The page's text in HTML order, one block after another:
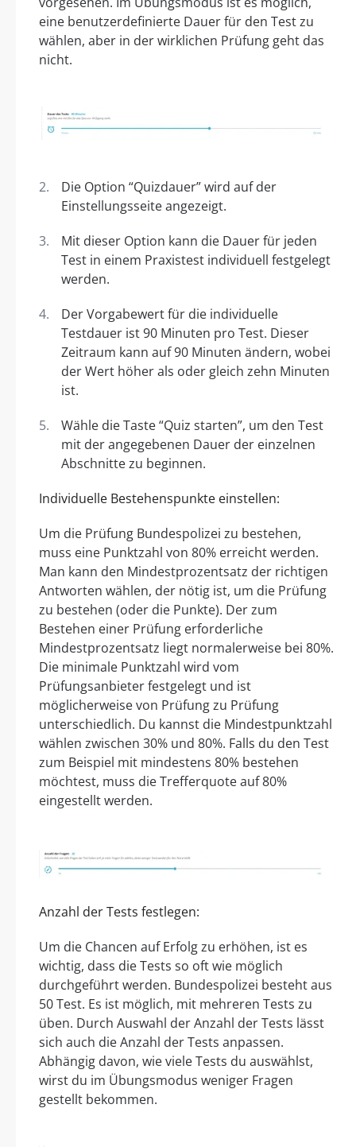
eine benutzerdefinierte Dauer für den Test zu
wählen, aber in der wirklichen Prüfung geht das
nicht.
Die Option “Quizdauer” wird auf der
Einstellungsseite angezeigt.
Mit dieser Option kann die Dauer für jeden
Test in einem Praxistest individuell festgelegt
werden.
Der Vorgabewert für die individuelle
Testdauer ist 90 Minuten pro Test. Dieser
Zeitraum kann auf 90 Minuten ändern, wobei
der Wert höher als oder gleich zehn Minuten
ist.
Wähle die Taste “Quiz starten”, um den Test
mit der angegebenen Dauer der einzelnen
Abschnitte zu beginnen.
Individuelle Bestehenspunkte einstellen:
Um die Prüfung Bundespolizei zu bestehen,
muss eine Punktzahl von 80% erreicht werden.
Man kann den Mindestprozentsatz der richtigen
Antworten wählen, der nötig ist, um die Prüfung
zu bestehen (oder die Punkte). Der zum
Bestehen einer Prüfung erforderliche
Mindestprozentsatz liegt normalerweise bei 80%.
Die minimale Punktzahl wird vom
Prüfungsanbieter festgelegt und ist
möglicherweise von Prüfung zu Prüfung
unterschiedlich. Du kannst die Mindestpunktzahl
wählen zwischen 30% und 80%. Falls du den Test
zum Beispiel mit mindestens 80% bestehen
möchtest, muss die Trefferquote auf 80%
eingestellt werden.
Anzahl der Tests festlegen:
Um die Chancen auf Erfolg zu erhöhen, ist es
wichtig, dass die Tests so oft wie möglich
durchgeführt werden. Bundespolizei besteht aus
50 Test. Es ist möglich, mit mehreren Tests zu
üben. Durch Auswahl der Anzahl der Tests lässt
sich auch die Anzahl der Tests anpassen.
Abhängig davon, wie viele Tests du auswählst,
wirst du im Übungsmodus weniger Fragen
gestellt bekommen.